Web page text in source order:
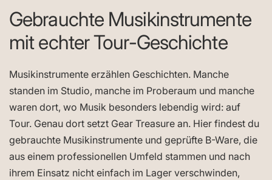
Gebrauchte Musikinstrumente
mit echter Tour-Geschichte
Musikinstrumente erzählen Geschichten. Manche
standen im Studio, manche im Proberaum und manche
waren dort, wo Musik besonders lebendig wird: auf
Tour. Genau dort setzt Gear Treasure an. Hier findest du
gebrauchte Musikinstrumente und geprüfte B-Ware, die
aus einem professionellen Umfeld stammen und nach
ihrem Einsatz nicht einfach im Lager verschwinden,